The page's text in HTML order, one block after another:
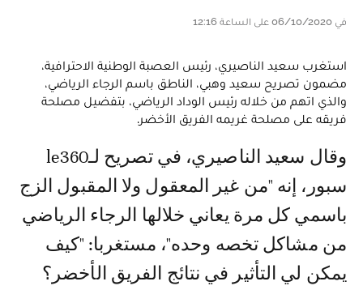
في 06/10/2020 على الساعة 12:16
استغرب سعيد الناصيري، رئيس العصبة الوطنية الاحترافية،
مضمون تصريح سعيد وهبي، الناطق باسم الرجاء الرياضي،
والذي اتهم من خلاله رئيس الوداد الرياضي، بتفضيل مصلحة
فريقه على مصلحة غريمه الفريق الأخضر.
وقال سعيد الناصيري، في تصريح لـle360
سبور، إنه "من غير المعقول ولا المقبول الزج
باسمي كل مرة يعاني خلالها الرجاء الرياضي
من مشاكل تخصه وحده"، مستغربا: "كيف
يمكن لي التأثير في نتائج الفريق الأخضر؟